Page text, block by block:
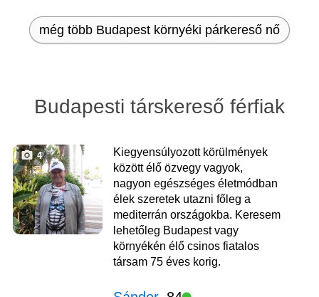
még több Budapest környéki párkereső nő
Budapesti társkereső férfiak
4
Kiegyensúlyozott körülmények
között élő özvegy vagyok,
nagyon egészséges életmódban
élek szeretek utazni főleg a
mediterrán országokba. Keresem
lehetőleg Budapest vagy
környékén élő csinos fiatalos
társam 75 éves korig.